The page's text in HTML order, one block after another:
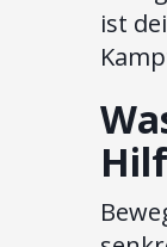
ist